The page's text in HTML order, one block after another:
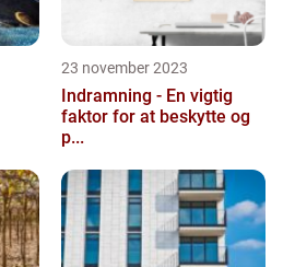
23 november 2023
Indramning - En vigtig
faktor for at beskytte og
p...